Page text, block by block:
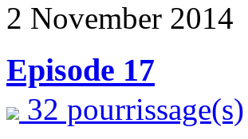
2 November 2014
Episode 17
32 pourrissage(s)